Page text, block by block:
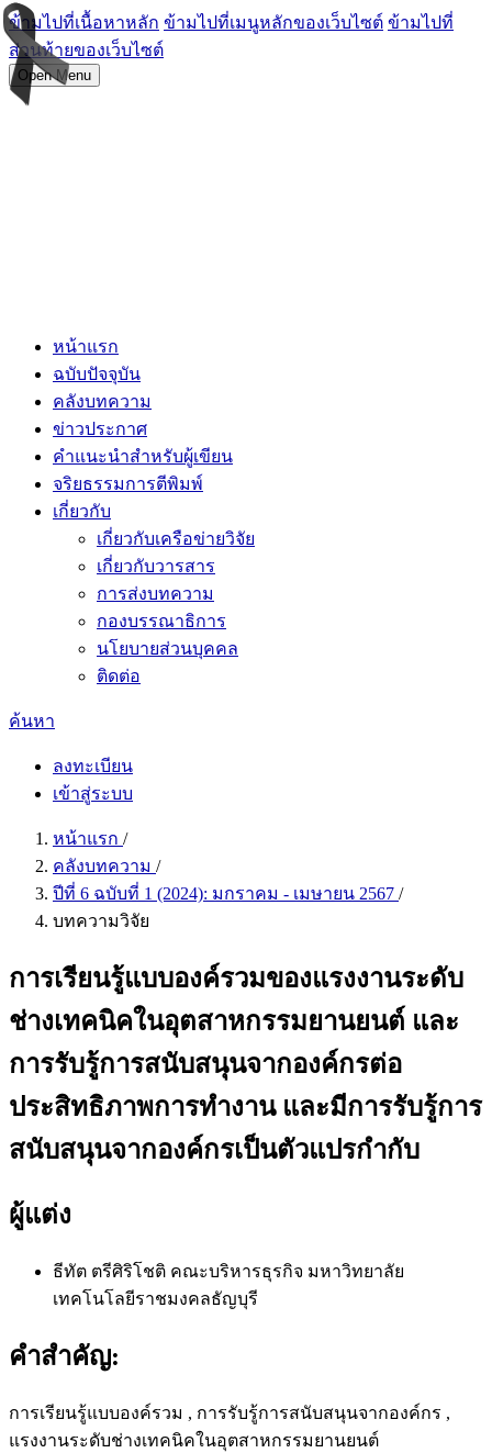
ข้ามไปที่เนื้อหาหลัก ข้ามไปที่เมนูหลักของเว็บไซต์ ข้ามไปที่
ส่วนท้ายของเว็บไซต์
Open Menu
หน้าแรก
ฉบับปัจจุบัน
คลังบทความ
ข่าวประกาศ
คำแนะนำสำหรับผู้เขียน
จริยธรรมการตีพิมพ์
เกี่ยวกับ
เกี่ยวกับเครือข่ายวิจัย
เกี่ยวกับวารสาร
การส่งบทความ
กองบรรณาธิการ
นโยบายส่วนบุคคล
ติดต่อ
ค้นหา
ลงทะเบียน
เข้าสู่ระบบ
หน้าแรก /
คลังบทความ /
ปีที่ 6 ฉบับที่ 1 (2024): มกราคม - เมษายน 2567 /
บทความวิจัย
การเรียนรู้แบบองค์รวมของแรงงานระดับ
ช่างเทคนิคในอุตสาหกรรมยานยนต์ และ
การรับรู้การสนับสนุนจากองค์กรต่อ
ประสิทธิภาพการทำงาน และมีการรับรู้การ
สนับสนุนจากองค์กรเป็นตัวแปรกำกับ
ผู้แต่ง
ธีทัต ตรีศิริโชติ คณะบริหารธุรกิจ มหาวิทยาลัย
เทคโนโลยีราชมงคลธัญบุรี
คำสำคัญ:
การเรียนรู้แบบองค์รวม , การรับรู้การสนับสนุนจากองค์กร ,
แรงงานระดับช่างเทคนิคในอุตสาหกรรมยานยนต์